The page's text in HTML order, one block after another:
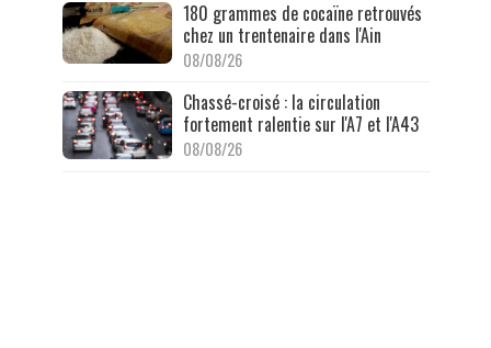
180 grammes de cocaïne retrouvés
chez un trentenaire dans l'Ain
08/08/26
Chassé-croisé : la circulation
fortement ralentie sur l'A7 et l'A43
08/08/26